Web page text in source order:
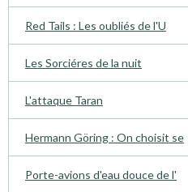
Red Tails : Les oubliés de l'U
Les Sorciéres de la nuit
L'attaque Taran
Hermann Göring : On choisit se
Porte-avions d'eau douce de l'